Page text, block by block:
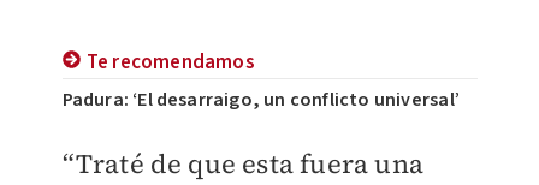
Te recomendamos
Padura: ‘El desarraigo, un conflicto universal’
“Traté de que esta fuera una